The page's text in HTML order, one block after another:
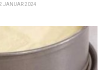
JANUAR 2024